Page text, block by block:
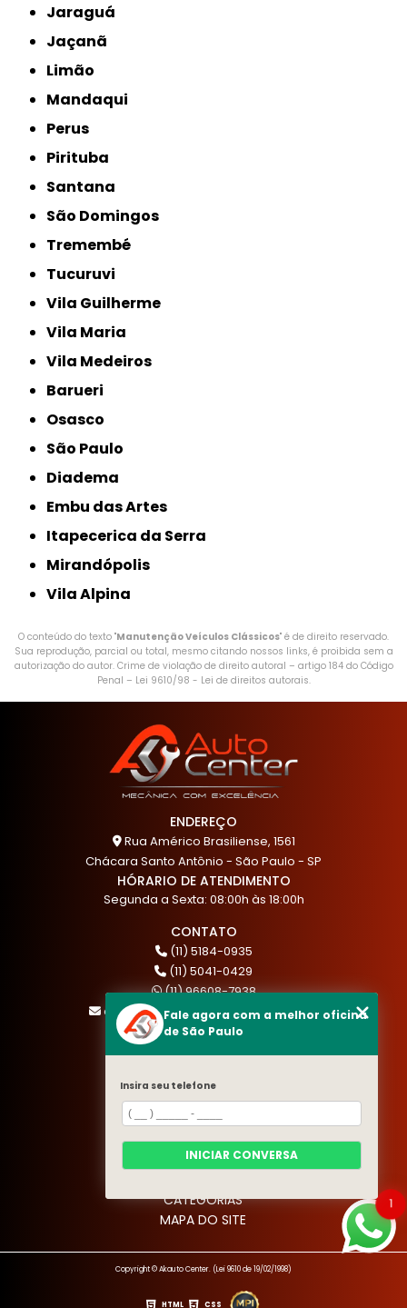
Jaraguá
Jaçanã
Limão
Mandaqui
Perus
Pirituba
Santana
São Domingos
Tremembé
Tucuruvi
Vila Guilherme
Vila Maria
Vila Medeiros
Barueri
Osasco
São Paulo
Diadema
Embu das Artes
Itapecerica da Serra
Mirandópolis
Vila Alpina
O conteúdo do texto "Manutenção Veículos Clássicos" é de direito reservado.
Sua reprodução, parcial ou total, mesmo citando nossos links, é proibida sem a
autorização do autor. Crime de violação de direito autoral – artigo 184 do Código
Penal – Lei 9610/98 - Lei de direitos autorais.
ENDEREÇO
Rua Américo Brasiliense, 1561
Chácara Santo Antônio - São Paulo - SP
HÓRARIO DE ATENDIMENTO
Segunda a Sexta: 08:00h às 18:00h
CONTATO
(11) 5184-0935
(11) 5041-0429
(11) 96608-7938
atendimento@akautocenter.com.br
MENU
HOME
QUEM SOMOS
SERVIÇOS
BLOG
CATEGORIAS
MAPA DO SITE
Copyright © Akauto Center. (Lei 9610 de 19/02/1998)
HTML CSS
1
Fale agora com a melhor oficina
de São Paulo
Insira seu telefone
INICIAR CONVERSA